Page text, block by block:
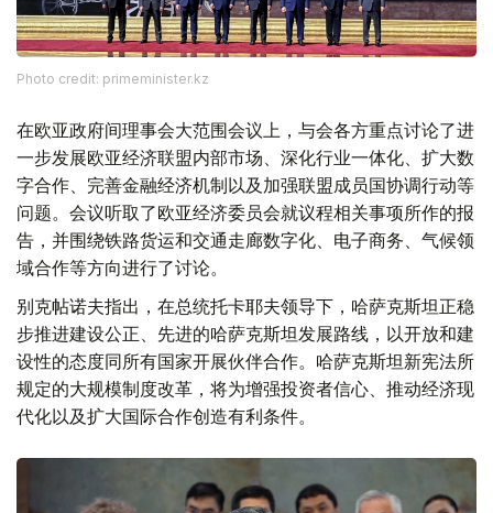
Photo credit: primeminister.kz
在欧亚政府间理事会大范围会议上，与会各方重点讨论了进
一步发展欧亚经济联盟内部市场、深化行业一体化、扩大数
字合作、完善金融经济机制以及加强联盟成员国协调行动等
问题。会议听取了欧亚经济委员会就议程相关事项所作的报
告，并围绕铁路货运和交通走廊数字化、电子商务、气候领
域合作等方向进行了讨论。
别克帖诺夫指出，在总统托卡耶夫领导下，哈萨克斯坦正稳
步推进建设公正、先进的哈萨克斯坦发展路线，以开放和建
设性的态度同所有国家开展伙伴合作。哈萨克斯坦新宪法所
规定的大规模制度改革，将为增强投资者信心、推动经济现
代化以及扩大国际合作创造有利条件。